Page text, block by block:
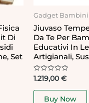
Di
Set
Gadget Bambini
Jiuvaso
Da Te Per
Educativi In
Artigianali,
Rated
out
1.219,00€
Buy Now